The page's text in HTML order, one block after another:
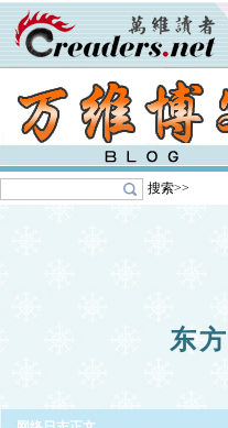
搜索>>
东